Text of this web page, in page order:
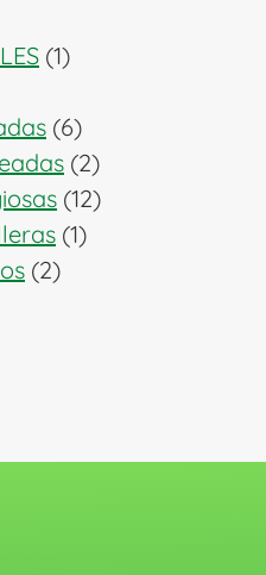
11
66
productos
22
productos
1212
11
22